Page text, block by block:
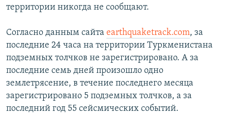
территории никогда не сообщают.
Согласно данным сайта earthquaketrack.com, за
последние 24 часа на территории Туркменистана
подземных толчков не зарегистрировано. А за
последние семь дней произошло одно
землетрясение, в течение последнего месяца
зарегистрировано 5 подземных толчков, а за
последний год 55 сейсмических событий.